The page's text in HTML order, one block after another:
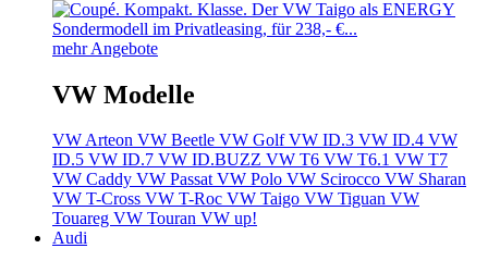
mehr Angebote
VW Modelle
VW Arteon VW Beetle VW GolfVW ID.3 VW ID.4 VW
ID.5 VW ID.7 VW ID.BUZZ VW T6 VW T6.1 VW T7
VW Caddy VW PassatVW Polo VW Scirocco VW Sharan
VW T-Cross VW T-Roc VW Taigo VW Tiguan VW
Touareg VW Touran VW up!
Audi